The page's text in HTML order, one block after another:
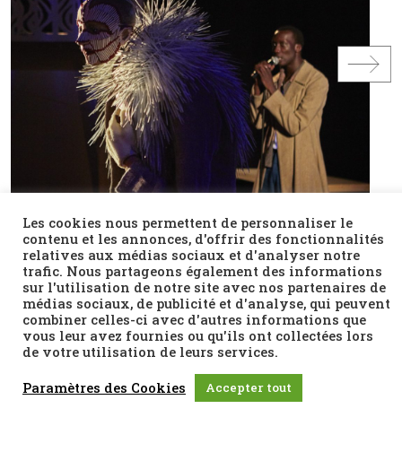
21.03.2024 - 22.03.2024
Horaires : 20h30 (GMT+1)
Les cookies nous permettent de personnaliser le
contenu et les annonces, d'offrir des fonctionnalités
relatives aux médias sociaux et d'analyser notre
trafic. Nous partageons également des informations
sur l'utilisation de notre site avec nos partenaires de
médias sociaux, de publicité et d'analyse, qui peuvent
combiner celles-ci avec d'autres informations que
vous leur avez fournies ou qu'ils ont collectées lors
de votre utilisation de leurs services.
Paramètres des Cookies Accepter tout